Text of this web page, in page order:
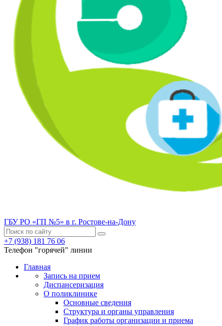
ГБУ РО «ГП №5» в г. Ростове-на-Дону
+7 (938) 181 76 06
Телефон "горячей" линии
Главная
Запись на прием
Диспансеризация
О поликлинике
Основные сведения
Структура и органы управления
График работы организации и приема